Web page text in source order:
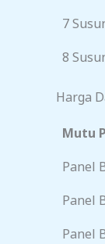
7
8
Harga
Mutu
Panel
Panel
Panel